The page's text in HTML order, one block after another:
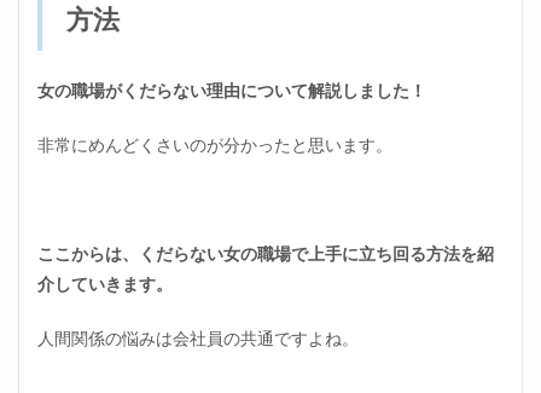
方法
女の職場がくだらない理由について解説しました！
非常にめんどくさいのが分かったと思います。
ここからは、くだらない女の職場で上手に立ち回る方法を紹
介していきます。
人間関係の悩みは会社員の共通ですよね。